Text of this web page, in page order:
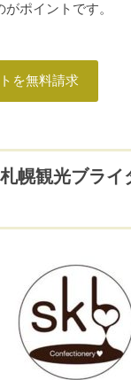
ポイントです。
を無料請求
幌観光ブライ